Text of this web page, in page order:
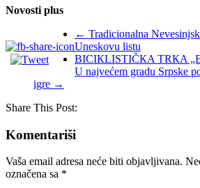
Novosti plus
← Tradicionalna
Uneskovu listu
BICIКLISTIČКA TRКA
U najvećem gradu Srpske
igre →
Share This Post:
Komentariši
Vaša email adresa neće biti objavljivana.
označena sa *